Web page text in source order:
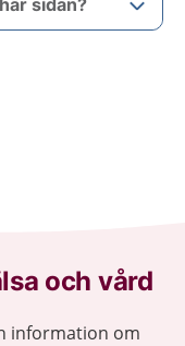
sidan?
och vård
information om